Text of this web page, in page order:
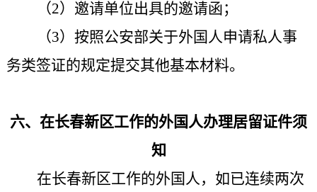
（2）邀请单位出具的邀请函；
（3）按照公安部关于外国人申请私人事
务类签证的规定提交其他基本材料。
六、在长春新区工作的外国人办理居留证件须
知
在长春新区工作的外国人，如已连续两次